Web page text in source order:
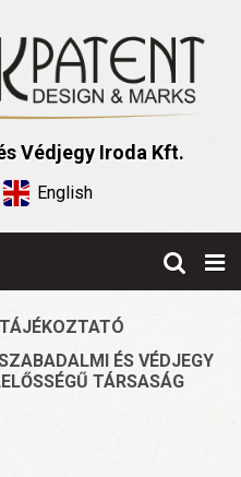
Védjegy Iroda Kft.
English
ÉS VÉDJEGY
TÁRSASÁG